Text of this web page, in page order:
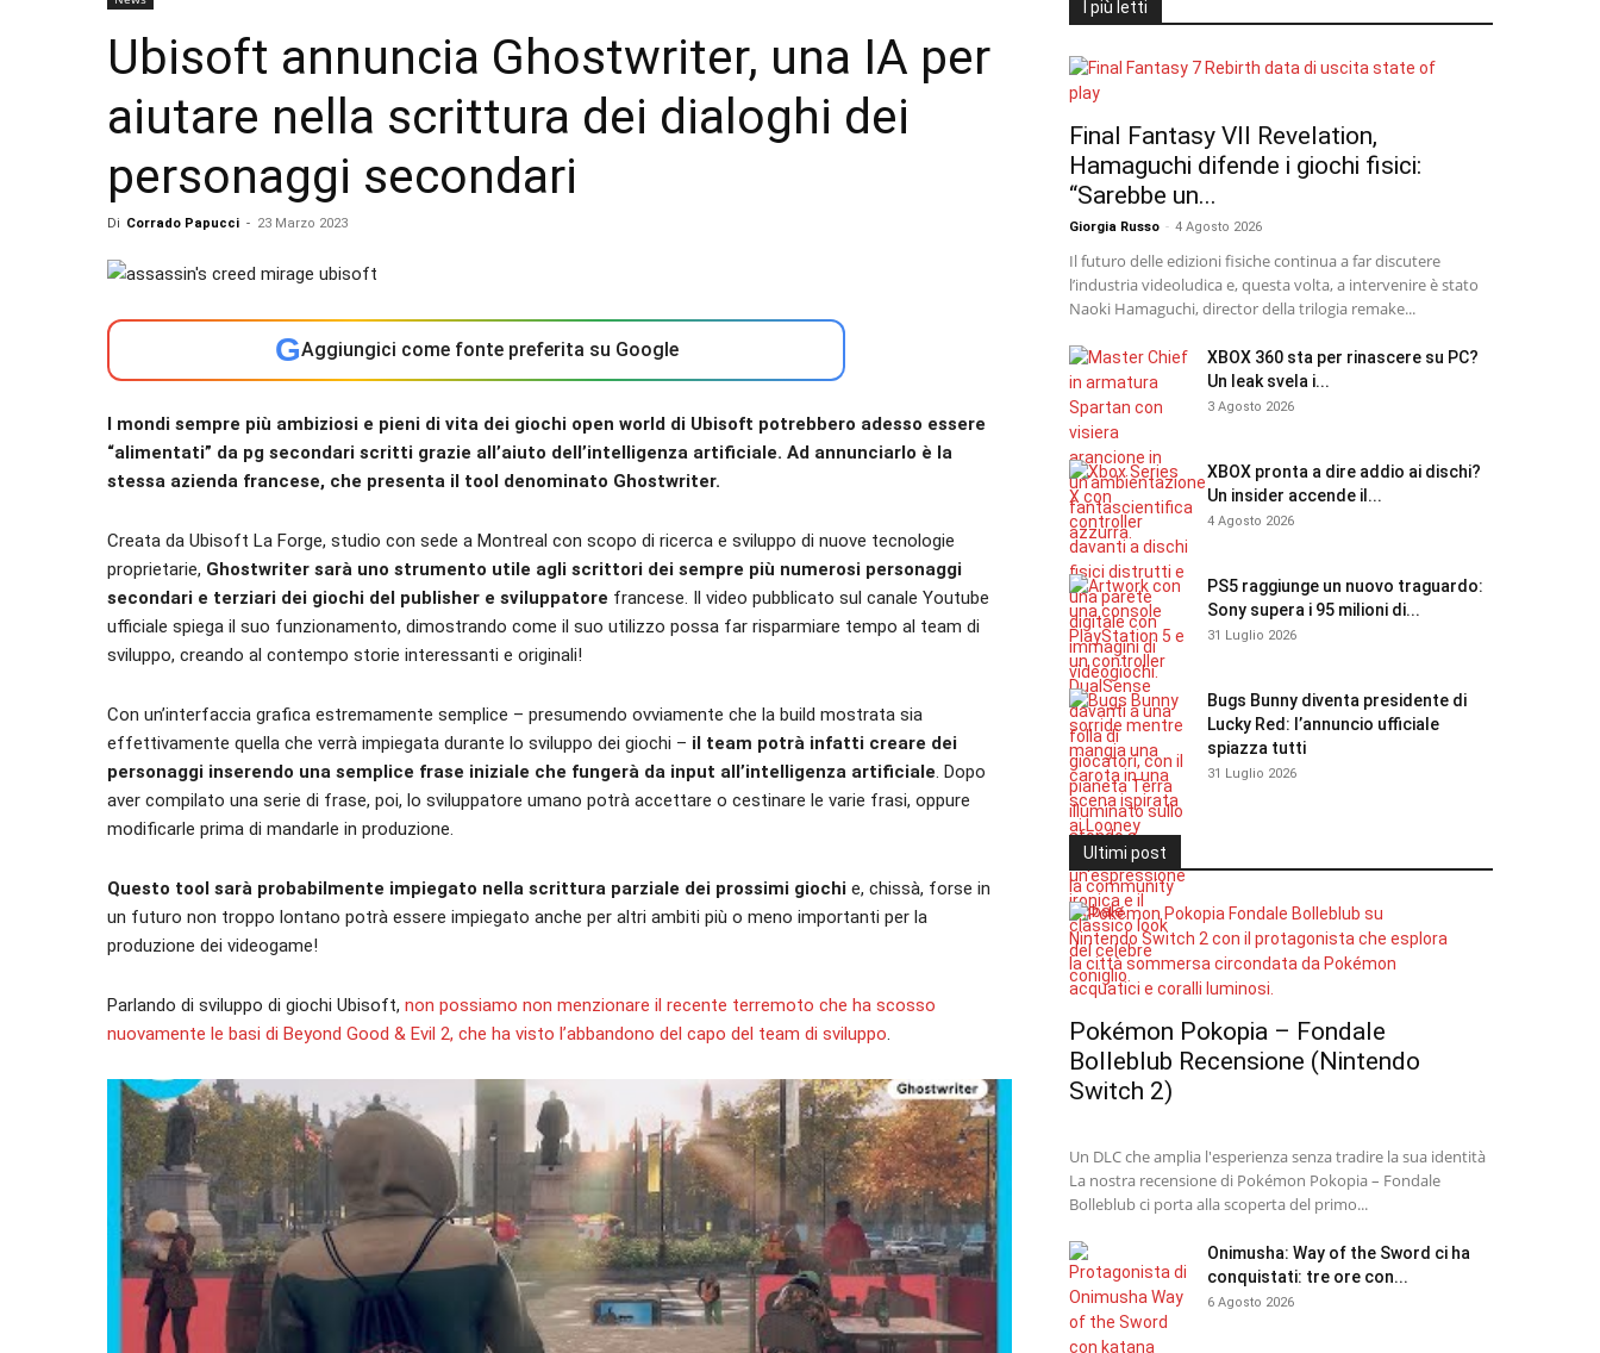
Ubisoft annuncia Ghostwriter, una IA per
aiutare nella scrittura dei dialoghi dei
personaggi secondari
Di Corrado Papucci - 23 Marzo 2023
GAggiungici come fonte preferita su Google
I mondi sempre più ambiziosi e pieni di vita dei giochi open world di Ubisoft potrebbero adesso essere
“alimentati” da pg secondari scritti grazie all’aiuto dell’intelligenza artificiale. Ad annunciarlo è la
stessa azienda francese, che presenta il tool denominato Ghostwriter.
Creata da Ubisoft La Forge, studio con sede a Montreal con scopo di ricerca e sviluppo di nuove tecnologie
proprietarie, Ghostwriter sarà uno strumento utile agli scrittori dei sempre più numerosi personaggi
secondari e terziari dei giochi del publisher e sviluppatore francese. Il video pubblicato sul canale Youtube
ufficiale spiega il suo funzionamento, dimostrando come il suo utilizzo possa far risparmiare tempo al team di
sviluppo, creando al contempo storie interessanti e originali!
Con un’interfaccia grafica estremamente semplice – presumendo ovviamente che la build mostrata sia
effettivamente quella che verrà impiegata durante lo sviluppo dei giochi – il team potrà infatti creare dei
personaggi inserendo una semplice frase iniziale che fungerà da input all’intelligenza artificiale. Dopo
aver compilato una serie di frase, poi, lo sviluppatore umano potrà accettare o cestinare le varie frasi, oppure
modificarle prima di mandarle in produzione.
Questo tool sarà probabilmente impiegato nella scrittura parziale dei prossimi giochi e, chissà, forse in
un futuro non troppo lontano potrà essere impiegato anche per altri ambiti più o meno importanti per la
produzione dei videogame!
Parlando di sviluppo di giochi Ubisoft, non possiamo non menzionare il recente terremoto che ha scosso
nuovamente le basi di Beyond Good & Evil 2, che ha visto l’abbandono del capo del team di sviluppo.
I più letti
Final Fantasy VII Revelation,
Hamaguchi difende i giochi fisici:
“Sarebbe un...
Giorgia Russo - 4 Agosto 2026
Il futuro delle edizioni fisiche continua a far discutere
l’industria videoludica e, questa volta, a intervenire è stato
Naoki Hamaguchi, director della trilogia remake...
XBOX 360 sta per rinascere su PC?
Un leak svela i...
3 Agosto 2026
XBOX pronta a dire addio ai dischi?
Un insider accende il...
4 Agosto 2026
PS5 raggiunge un nuovo traguardo:
Sony supera i 95 milioni di...
31 Luglio 2026
Bugs Bunny diventa presidente di
Lucky Red: l’annuncio ufficiale
spiazza tutti
31 Luglio 2026
Ultimi post
Pokémon Pokopia – Fondale
Bolleblub Recensione (Nintendo
Switch 2)
Un DLC che amplia l'esperienza senza tradire la sua identità
La nostra recensione di Pokémon Pokopia – Fondale
Bolleblub ci porta alla scoperta del primo...
Onimusha: Way of the Sword ci ha
conquistati: tre ore con...
6 Agosto 2026